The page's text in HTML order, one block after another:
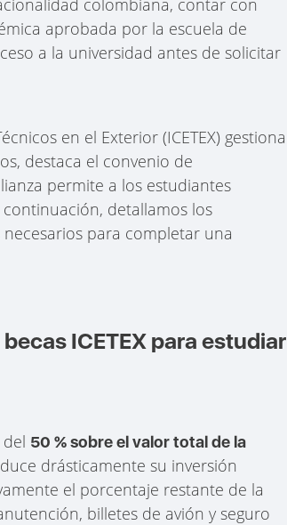
colombiana, contar con
aprobada por la escuela de
a la universidad antes de solicitar
en el Exterior (ICETEX) gestiona
destaca el convenio de
permite a los estudiantes
detallamos los
para completar una
ICETEX para estudiar
50 % sobre el valor total de la
drásticamente su inversión
el porcentaje restante de la
billetes de avión y seguro